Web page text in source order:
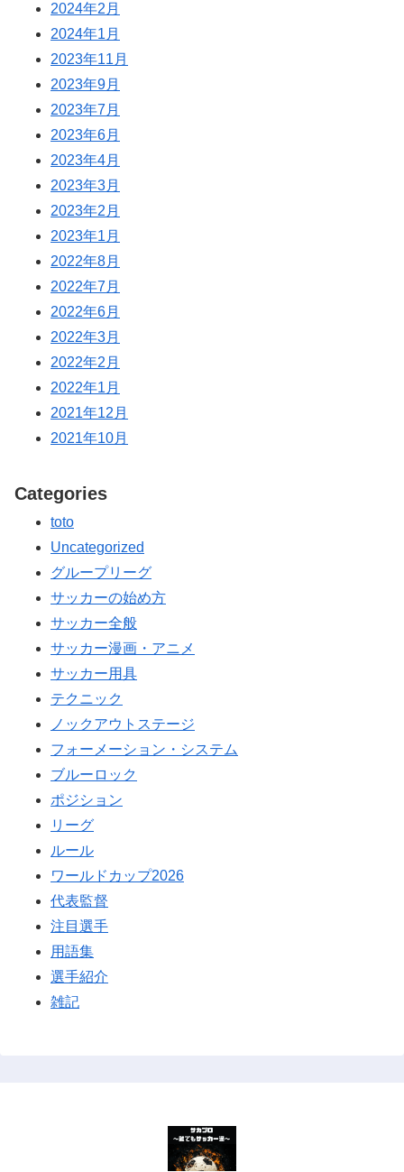
2024年2月
2024年1月
2023年11月
2023年9月
2023年7月
2023年6月
2023年4月
2023年3月
2023年2月
2023年1月
2022年8月
2022年7月
2022年6月
2022年3月
2022年2月
2022年1月
2021年12月
2021年10月
Categories
toto
Uncategorized
グループリーグ
サッカーの始め方
サッカー全般
サッカー漫画・アニメ
サッカー用具
テクニック
ノックアウトステージ
フォーメーション・システム
ブルーロック
ポジション
リーグ
ルール
ワールドカップ2026
代表監督
注目選手
用語集
選手紹介
雑記